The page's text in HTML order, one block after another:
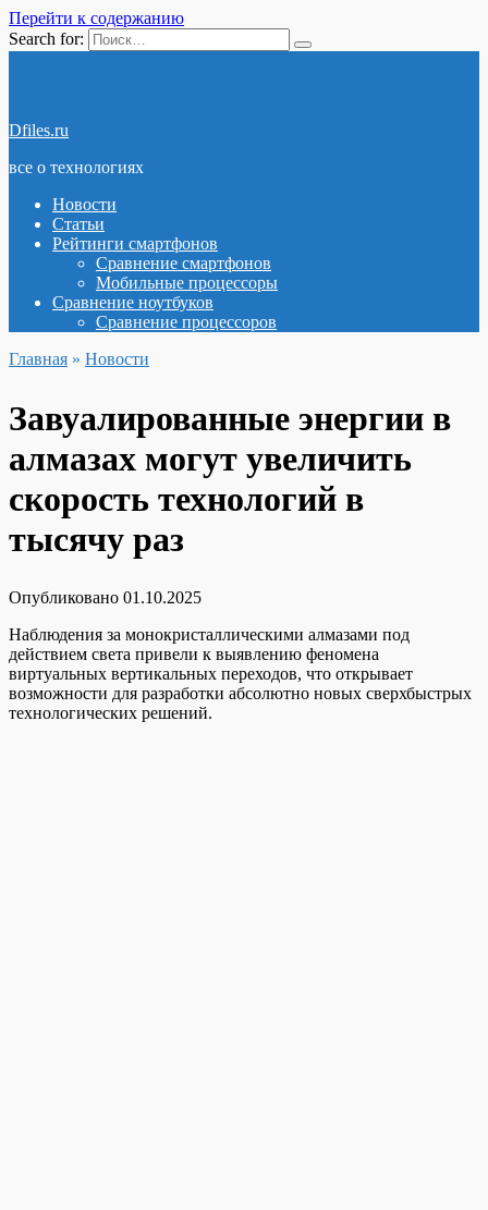
Перейти к содержанию
Search for:
Dfiles.ru
все о технологиях
Новости
Статьи
Рейтинги смартфонов
Сравнение смартфонов
Мобильные процессоры
Сравнение ноутбуков
Сравнение процессоров
Главная » Новости
Завуалированные энергии в
алмазах могут увеличить
скорость технологий в
тысячу раз
Опубликовано 01.10.2025
Наблюдения за монокристаллическими алмазами под
действием света привели к выявлению феномена
виртуальных вертикальных переходов, что открывает
возможности для разработки абсолютно новых сверхбыстрых
технологических решений.